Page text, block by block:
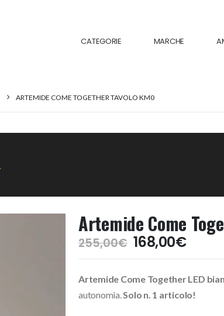
CATEGORIE MARCHE
ARTEMIDE COME TOGETHER TAVOLO KM0
Artemide Come
255,00€ Il
prezzo
era:
255,00€.
168,00€Il
è:
Artemide Come Together LED
autonomia.Solo n. 1 articolo!